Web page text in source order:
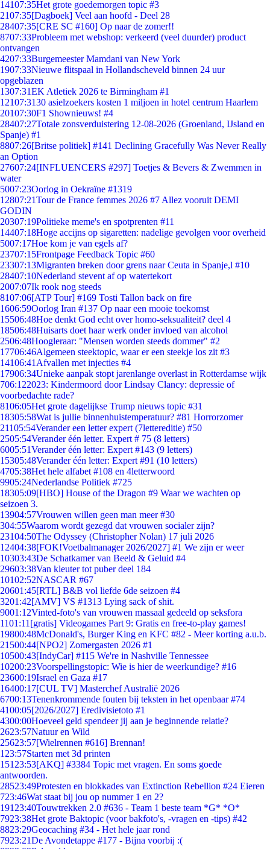
14107:35Het grote goedemorgen topic #3
2107:35[Dagboek] Veel aan hoofd - Deel 28
28407:35[CRE SC #160] Op naar de zomer!!
8707:33Probleem met webshop: verkeerd (veel duurder) product
ontvangen
4207:33Burgemeester Mamdani van New York
1907:33Nieuwe flitspaal in Hollandscheveld binnen 24 uur
opgeblazen
1307:31EK Atletiek 2026 te Birmingham #1
12107:3130 asielzoekers kosten 1 miljoen in hotel centrum Haarlem
20107:30F1 Shownieuws! #4
28407:27Totale zonsverduistering 12-08-2026 (Groenland, IJsland en
Spanje) #1
8807:26[Britse politiek] #141 Declining Gracefully Was Never Really
an Option
27607:24[INFLUENCERS #297] Toetjes & Bevers & Zwemmen in
water
5007:23Oorlog in Oekraïne #1319
12807:21Tour de France femmes 2026 #7 Allez vooruit DEMI
GODIN
20307:19Politieke meme's en spotprenten #11
14407:18Hoge accijns op sigaretten: nadelige gevolgen voor overheid
5007:17Hoe kom je van egels af?
23707:15Frontpage Feedback Topic #60
23307:13Migranten breken door grens naar Ceuta in Spanje,l #10
28407:10Nederland stevent af op watertekort
2007:07Ik rook nog steeds
8107:06[ATP Tour] #169 Tosti Tallon back on fire
1606:59Oorlog Iran #137 Op naar een mooie toekomst
15506:48Hoe denkt God echt over homo-seksualiteit? deel 4
18506:48Huisarts doet haar werk onder invloed van alcohol
2506:48Hoogleraar: "Mensen worden steeds dommer" #2
17706:46Algemeen steektopic, waar er een steekje los zit #3
14106:41 Afvallen met injecties #4
17906:34Unieke aanpak stopt jarenlange overlast in Rotterdamse wijk
706:122023: Kindermoord door Lindsay Clancy: depressie of
voorbedachte rade?
8106:05Het grote dagelijkse Trump nieuws topic #31
18305:58Wat is jullie binnenhuistemperatuur? #81 Horrorzomer
21105:54Verander een letter expert (7lettereditie) #50
2505:54Verander één letter. Expert # 75 (8 letters)
6005:51Verander één letter: Expert #143 (9 letters)
15305:48Verander één letter: Expert #91 (10 letters)
4705:38Het hele alfabet #108 en 4letterwoord
9905:24Nederlandse Politiek #725
18305:09[HBO] House of the Dragon #9 Waar we wachten op
seizoen 3.
13904:57Vrouwen willen geen man meer #30
304:55Waarom wordt gezegd dat vrouwen socialer zijn?
23104:50The Odyssey (Christopher Nolan) 17 juli 2026
12404:38[FOK!Voetbalmanager 2026/2027] #1 We zijn er weer
10303:43De Schatkamer van Beeld & Geluid #4
29603:38Van kleuter tot puber deel 184
10102:52NASCAR #67
20601:45[RTL] B&B vol liefde 6de seizoen #4
3201:42[AMV] VS #1313 Lying sack of shit.
9001:12Vinted-foto's van vrouwen massaal gedeeld op seksfora
1101:11 [gratis] Videogames Part 9: Gratis en free-to-play games!
19800:48McDonald's, Burger King en KFC #82 - Meer korting a.u.b.
21500:44[NPO2] Zomergasten 2026 #1
10500:43[IndyCar] #115 We're in Nashville Tennessee
10200:23Voorspellingstopic: Wie is hier de weerkundige? #16
23600:19Israel en Gaza #17
16400:17[CUL TV] Masterchef Australië 2026
6700:13Tenenkrommende fouten bij teksten in het openbaar #74
4100:05[2026/2027] Eredivisietoto #1
4300:00Hoeveel geld spendeer jij aan je beginnende relatie?
2623:57Natuur en Wild
25623:57[Wielrennen #616] Brennan!
1 23:57Starten met 3d printen
151 23:53[AKQ] #3384 Topic met vragen. En soms goede
antwoorden.
28523:49Protesten en blokkades van Extinction Rebellion #24 Eieren
723:46Wat staat bij jou op nummer 1 en 2?
191 23:40Touwtrekken 2.0 #636 - Team 1 beste team *G* *O*
7923:38Het grote Baktopic (voor bakfoto's, -vragen en -tips) #42
8823:29Geocaching #34 - Het hele jaar rond
7923:21De Avondetappe #177 - Bijna voorbij :(